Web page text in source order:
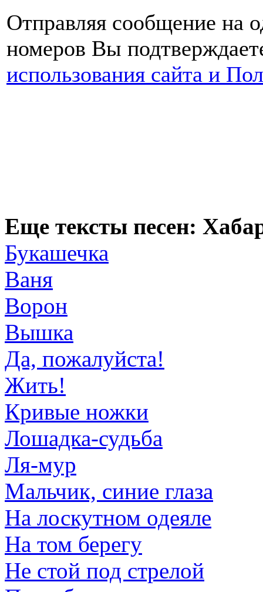
Отправляя сообщение на
номеров Вы
использования сайта и
Еще тексты песен:
Букашечка
Ваня
Ворон
Вышка
Да, пожалуйста!
Жить!
Кривые ножки
Лошадка-судьба
Ля-мур
Мальчик, синие глаза
На лоскутном одеяле
На том берегу
Не стой под стрелой